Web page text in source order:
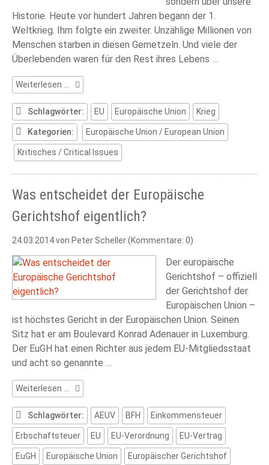
Historie. Heute vor hundert Jahren begann der 1.
Weltkrieg. Ihm folgte ein zweiter. Unzählige Millionen von
Menschen starben in diesen Gemetzeln. Und viele der
Überlebenden waren für den Rest ihres Lebens …
Weiterlesen …
Weltkriege
und
die
Europäische
Union
Schlagwörter: EU Europäische Union Krieg
Kategorien: Europäische Union / European Union
Kritisches / Critical Issues
Was entscheidet der Europäische
Gerichtshof eigentlich?
24.03.2014von Peter Scheller (Kommentare: 0)
Der europäische
Gerichtshof – offiziell
der Gerichtshof der
Europäischen Union –
ist höchstes Gericht in der Europäischen Union. Seinen
Sitz hat er am Boulevard Konrad Adenauer in Luxemburg.
Der EuGH hat einen Richter aus jedem EU-Mitgliedsstaat
und acht so genannte …
Weiterlesen …
Was
entscheidet
der
Europäische
Gerichtshof
eigentlich?
Schlagwörter: AEUV BFH Einkommensteuer
Erbschaftsteuer EU EU-Verordnung EU-Vertrag
EuGH Europäische Union Europäischer Gerichtshof